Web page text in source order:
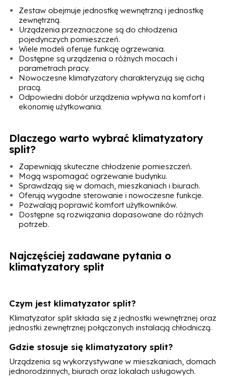
Zestaw obejmuje jednostkę wewnętrzną i jednostkę
zewnętrzną.
Urządzenia przeznaczone są do chłodzenia
pojedynczych pomieszczeń.
Wiele modeli oferuje funkcję ogrzewania.
Dostępne są urządzenia o różnych mocach i
parametrach pracy.
Nowoczesne klimatyzatory charakteryzują się cichą
pracą.
Odpowiedni dobór urządzenia wpływa na komfort i
ekonomię użytkowania.
Dlaczego warto wybrać klimatyzatory
split?
Zapewniają skuteczne chłodzenie pomieszczeń.
Mogą wspomagać ogrzewanie budynku.
Sprawdzają się w domach, mieszkaniach i biurach.
Oferują wygodne sterowanie i nowoczesne funkcje.
Pozwalają poprawić komfort użytkowników.
Dostępne są rozwiązania dopasowane do różnych
potrzeb.
Najczęściej zadawane pytania o
klimatyzatory split
Czym jest klimatyzator split?
Klimatyzator split składa się z jednostki wewnętrznej oraz
jednostki zewnętrznej połączonych instalacją chłodniczą.
Gdzie stosuje się klimatyzatory split?
Urządzenia są wykorzystywane w mieszkaniach, domach
jednorodzinnych, biurach oraz lokalach usługowych.